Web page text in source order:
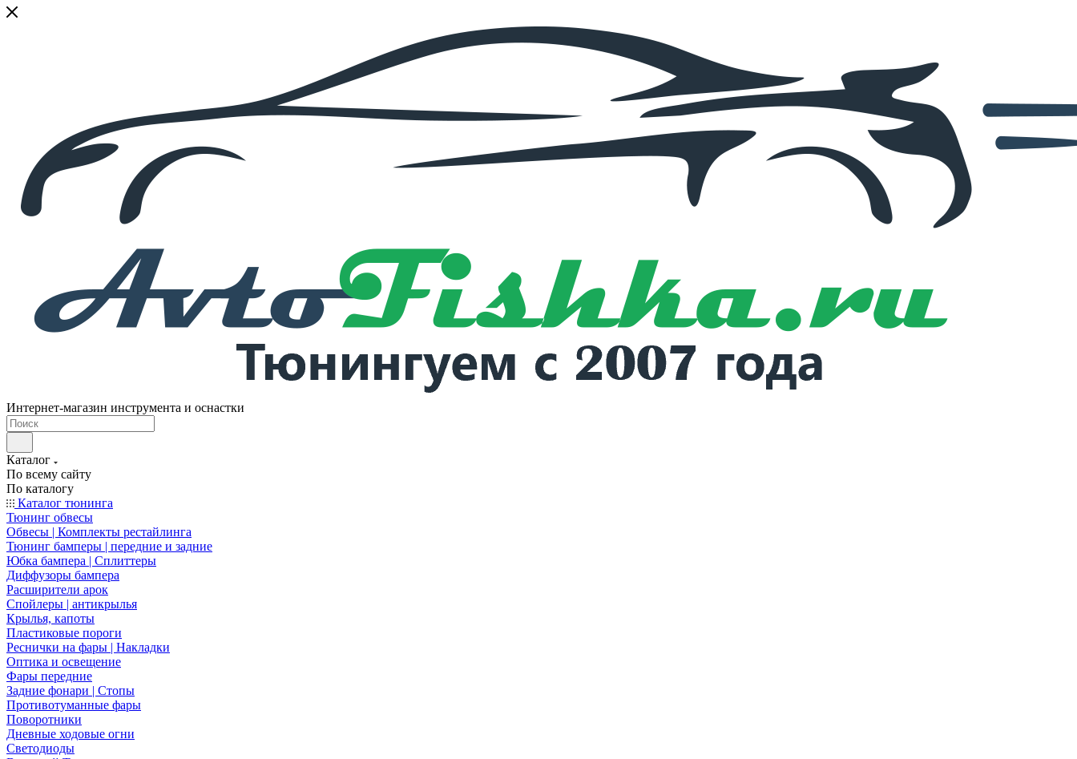
Интернет-магазин инструмента и оснастки
Каталог
По всему сайту
По каталогу
Каталог тюнинга
Тюнинг обвесы
Обвесы | Комплекты рестайлинга
Тюнинг бамперы | передние и задние
Юбка бампера | Сплиттеры
Диффузоры бампера
Расширители арок
Спойлеры | антикрылья
Крылья, капоты
Пластиковые пороги
Реснички на фары | Накладки
Оптика и освещение
Фары передние
Задние фонари | Стопы
Противотуманные фары
Поворотники
Дневные ходовые огни
Светодиоды